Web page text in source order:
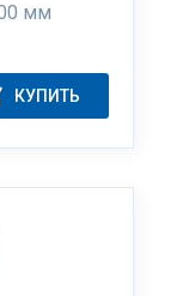
мм
КУПИТЬ